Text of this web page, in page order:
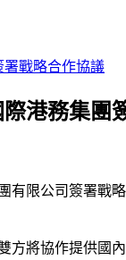
戰略合作協議
港務集團
有限公司簽署戰
方將協作提供國